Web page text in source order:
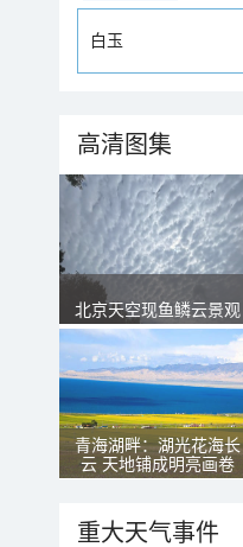
白玉
高清图集
北京天空现鱼鳞云景观
青海湖畔：湖光花海长
云 天地铺成明亮画卷
重大天气事件